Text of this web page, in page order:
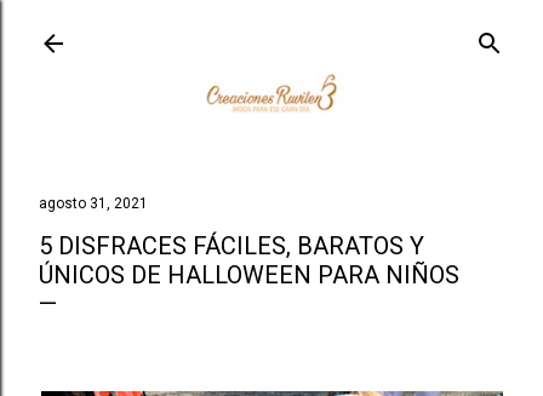
agosto 31, 2021
5 DISFRACES FÁCILES, BARATOS Y
ÚNICOS DE HALLOWEEN PARA NIÑOS